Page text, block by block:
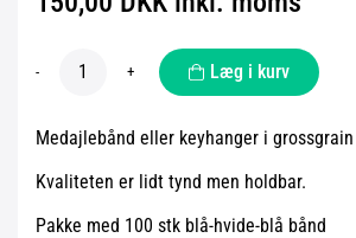
- + Læg i kurv
Medajlebånd eller keyhanger i
Kvaliteten er lidt tynd men holdbar.
Pakke med 100 stk blå-hvide-blå bånd